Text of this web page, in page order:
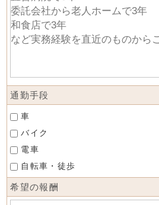
通勤手段
車
バイク
電車
自転車・徒歩
希望の報酬